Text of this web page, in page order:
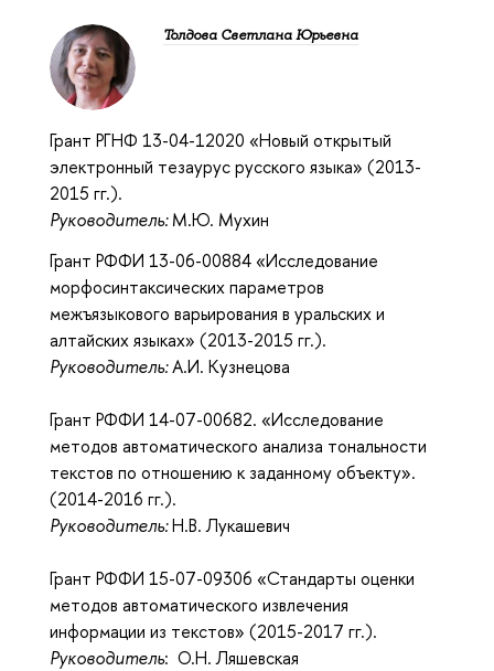
Толдова Светлана Юрьевна
Грант РГНФ 13-04-12020 «Новый открытый
электронный тезаурус русского языка» (2013-
2015 гг.).
Руководитель:М.Ю. Мухин
Грант РФФИ 13-06-00884 «Исследование
морфосинтаксических параметров
межъязыкового варьирования в уральских и
алтайских языках» (2013-2015 гг.).
Руководитель:А.И. Кузнецова
Грант РФФИ 14-07-00682. «Исследование
методов автоматического анализа тональности
текстов по отношению к заданному объекту».
(2014-2016 гг.).
Руководитель:Н.В. Лукашевич
Грант РФФИ 15-07-09306 «Стандарты оценки
методов автоматического извлечения
информации из текстов» (2015-2017 гг.).
Руководитель: О.Н. Ляшевская